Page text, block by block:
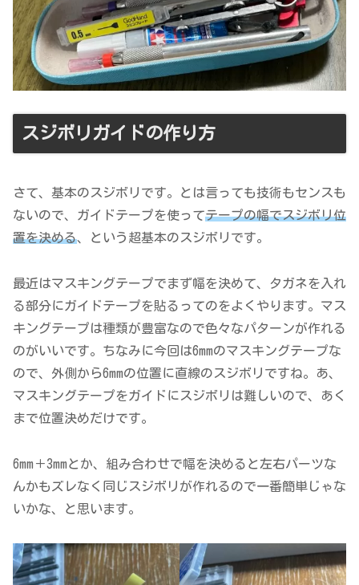
スジボリガイドの作り方
さて、基本のスジボリです。とは言っても技術もセンスも
ないので、ガイドテープを使ってテープの幅でスジボリ位
置を決める、という超基本のスジボリです。
最近はマスキングテープでまず幅を決めて、タガネを入れ
る部分にガイドテープを貼るってのをよくやります。マス
キングテープは種類が豊富なので色々なパターンが作れる
のがいいです。ちなみに今回は6mmのマスキングテープな
ので、外側から6mmの位置に直線のスジボリですね。あ、
マスキングテープをガイドにスジボリは難しいので、あく
まで位置決めだけです。
6mm＋3mmとか、組み合わせで幅を決めると左右パーツな
んかもズレなく同じスジボリが作れるので一番簡単じゃな
いかな、と思います。